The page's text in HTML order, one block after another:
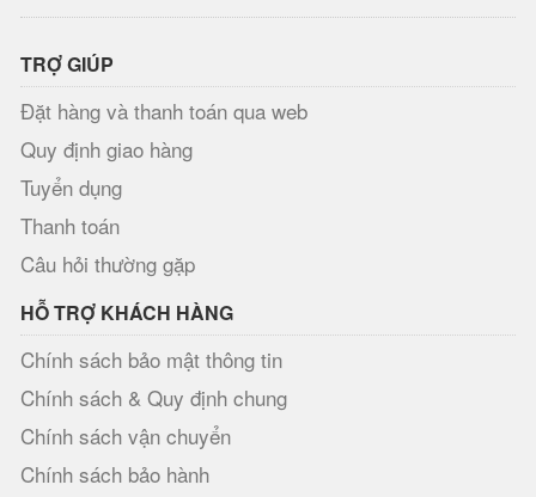
TRỢ GIÚP
Đặt hàng và thanh toán qua web
Quy định giao hàng
Tuyển dụng
Thanh toán
Câu hỏi thường gặp
HỖ TRỢ KHÁCH HÀNG
Chính sách bảo mật thông tin
Chính sách & Quy định chung
Chính sách vận chuyển
Chính sách bảo hành